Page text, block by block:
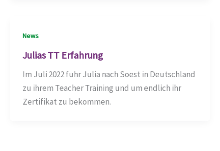
News
Julias TT Erfahrung
Im Juli 2022 fuhr Julia nach Soest in Deutschland
zu ihrem Teacher Training und um endlich ihr
Zertifikat zu bekommen.